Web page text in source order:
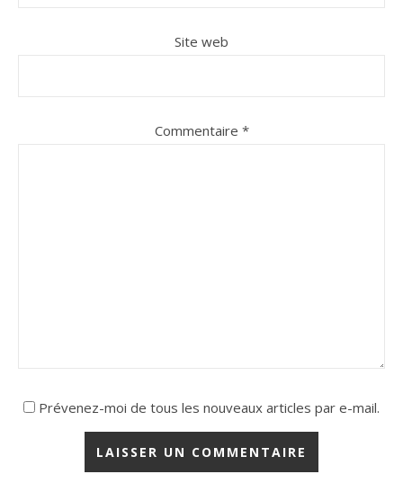
Site web
Commentaire *
Prévenez-moi de tous les nouveaux articles par e-mail.